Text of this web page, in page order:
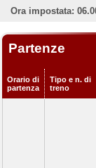
Ora impostata:
Partenze
Orario di
partenza
Tipo e n. di
treno